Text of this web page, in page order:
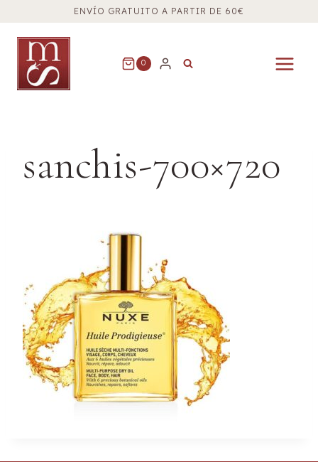
contenido
ENVÍO GRATUITO A PARTIR DE 60€
0
sanchis-700×720